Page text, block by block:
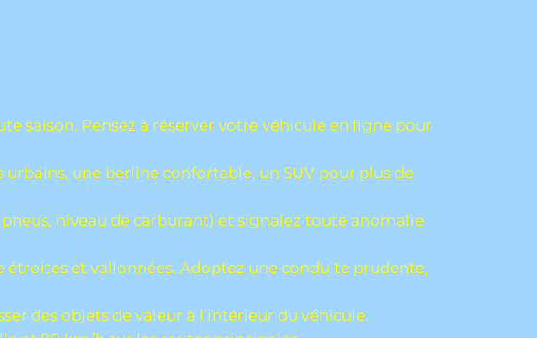
saison. Pensez à réserver votre véhicule en ligne pour
une berline confortable, un SUV pour plus de
niveau de carburant) et signalez toute anomalie
et vallonnées. Adoptez une conduite prudente,
des objets de valeur à l’intérieur du véhicule.